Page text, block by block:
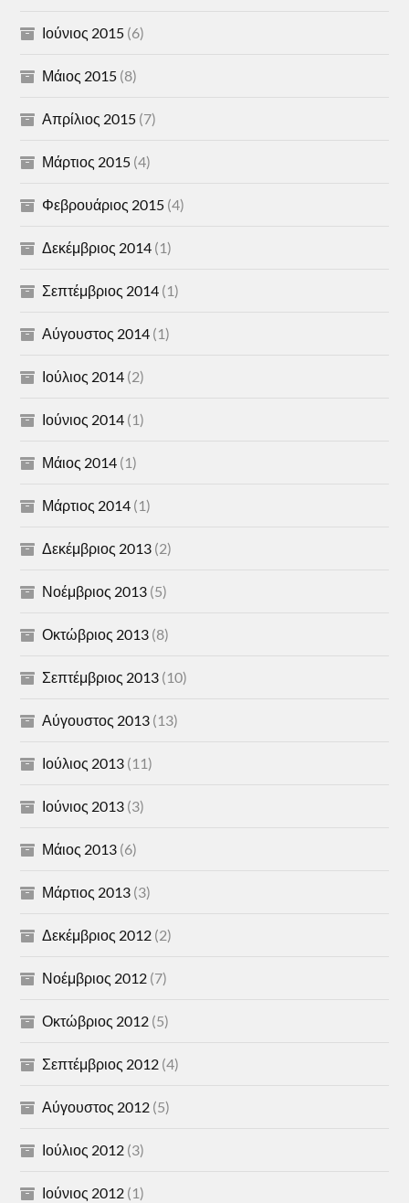
Ιούνιος 2015 (6)
Μάιος 2015 (8)
Απρίλιος 2015 (7)
Μάρτιος 2015 (4)
Φεβρουάριος 2015 (4)
Δεκέμβριος 2014 (1)
Σεπτέμβριος 2014 (1)
Αύγουστος 2014 (1)
Ιούλιος 2014 (2)
Ιούνιος 2014 (1)
Μάιος 2014 (1)
Μάρτιος 2014 (1)
Δεκέμβριος 2013 (2)
Νοέμβριος 2013 (5)
Οκτώβριος 2013 (8)
Σεπτέμβριος 2013 (10)
Αύγουστος 2013 (13)
Ιούλιος 2013 (11)
Ιούνιος 2013 (3)
Μάιος 2013 (6)
Μάρτιος 2013 (3)
Δεκέμβριος 2012 (2)
Νοέμβριος 2012 (7)
Οκτώβριος 2012 (5)
Σεπτέμβριος 2012 (4)
Αύγουστος 2012 (5)
Ιούλιος 2012 (3)
Ιούνιος 2012 (1)